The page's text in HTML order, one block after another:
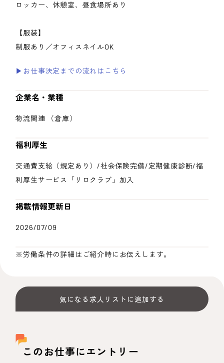
ロッカー、休憩室、昼食場所あり
【服装】
制服あり／オフィスネイルOK
▶お仕事決定までの流れはこちら
企業名・業種
物流関連 （倉庫）
福利厚生
交通費支給（規定あり）/社会保険完備/定期健康診断/福
利厚生サービス「リロクラブ」加入
掲載情報更新日
2026/07/09
※労働条件の詳細はご紹介時にお伝えします。
気になる求人リストに追加する
このお仕事にエントリー